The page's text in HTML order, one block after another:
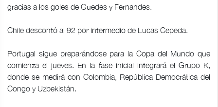
gracias a los goles de Guedes y Fernandes.
Chile descontó al 92 por intermedio ‌de Lucas Cepeda.
Portugal sigue preparándose para la Copa ⁠del Mundo que
comienza el jueves. En la fase inicial integrará el Grupo K,
donde se medirá con Colombia, República Democrática del
Congo y Uzbekistán.